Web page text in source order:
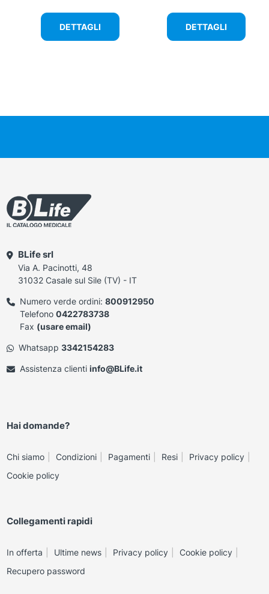
DETTAGLI DETTAGLI
BLife srl
Via A. Pacinotti, 48
31032 Casale sul Sile (TV) - IT
Numero verde ordini: 800912950
Telefono 0422783738
Fax (usare email)
Whatsapp 3342154283
Assistenza clienti info@BLife.it
Hai domande?
Chi siamo Condizioni Pagamenti Resi
Privacy policy
Cookie policy
Collegamenti rapidi
In offerta Ultime news Privacy policy
Cookie policy
Recupero password